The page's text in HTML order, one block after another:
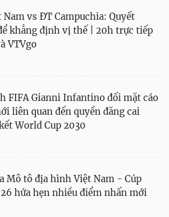
Nam vs ĐT Campuchia: Quyết
khẳng định vị thế | 20h trực tiếp
VTVgo
FIFA Gianni Infantino đối mặt cáo
liên quan đến quyền đăng cai
World Cup 2030
Mô tô địa hình Việt Nam - Cúp
hứa hẹn nhiều điểm nhấn mới